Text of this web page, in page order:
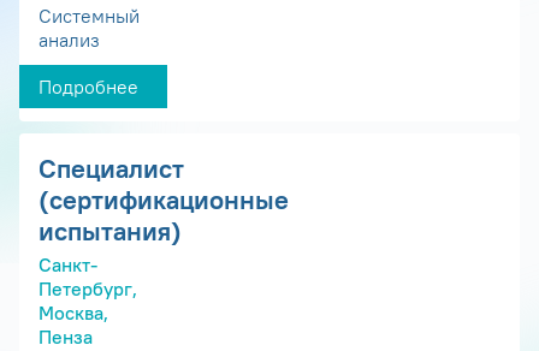
Системный
анализ
Подробнее
Специалист
(сертификационные
испытания)
Санкт-
Петербург,
Москва,
Пенза